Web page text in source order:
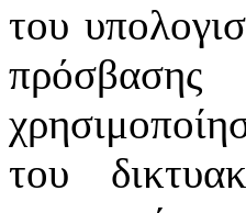
του
του